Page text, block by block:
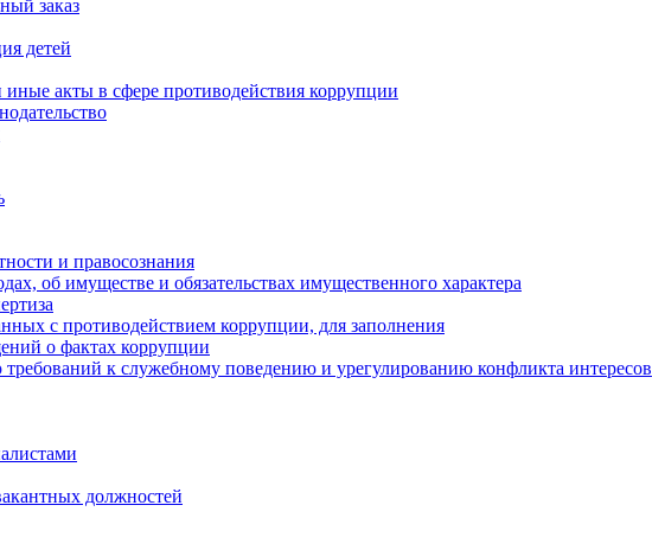
заказ
детей
акты в сфере противодействия коррупции
и правосознания
об имуществе и обязательствах имущественного характера
с противодействием коррупции, для заполнения
о фактах коррупции
к служебному поведению и урегулированию конфликта интересов
должностей